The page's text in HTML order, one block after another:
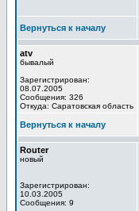
Вернуться к началу
atv
бывалый
Зарегистрирован:
08.07.2005
Сообщения: 326
Откуда: Саратовская область
Вернуться к началу
Router
новый
Зарегистрирован:
10.03.2005
Сообщения: 9